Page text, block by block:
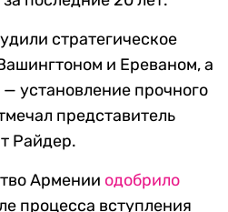
стратегическое
и Ереваном, а
установление прочного
представитель
Райдер.
Армении одобрило
процесса вступления